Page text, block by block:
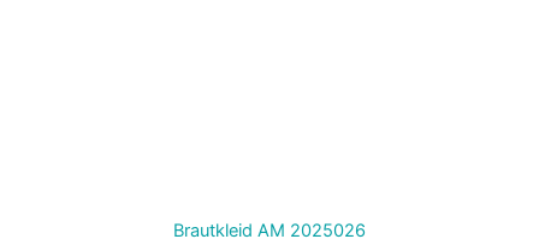
Brautkleid AM 2025026